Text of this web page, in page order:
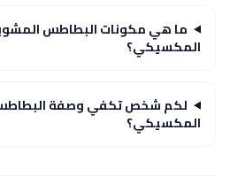
ما هي مكونات البطاطس
المكسيكي؟
لكم شخص تكفي وصفة
المكسيكي؟